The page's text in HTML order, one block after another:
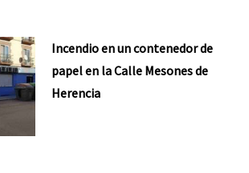
Incendio en un contenedor de
papel en la Calle Mesones de
Herencia